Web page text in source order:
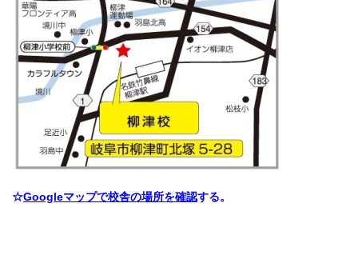
☆Googleマップで校舎の場所を確認する。